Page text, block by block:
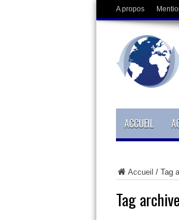
A propos
ACCUEIL
Accueil / Tag
Tag